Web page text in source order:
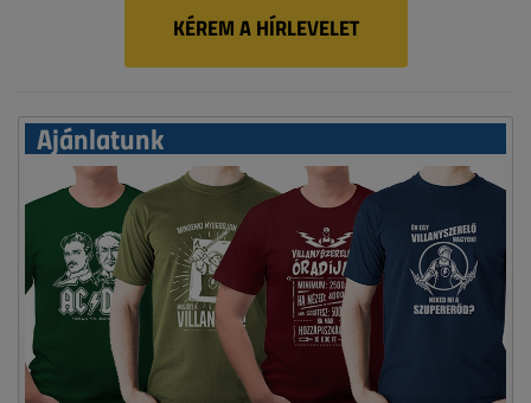
KÉREM A HÍRLEVELET
Ajánlatunk